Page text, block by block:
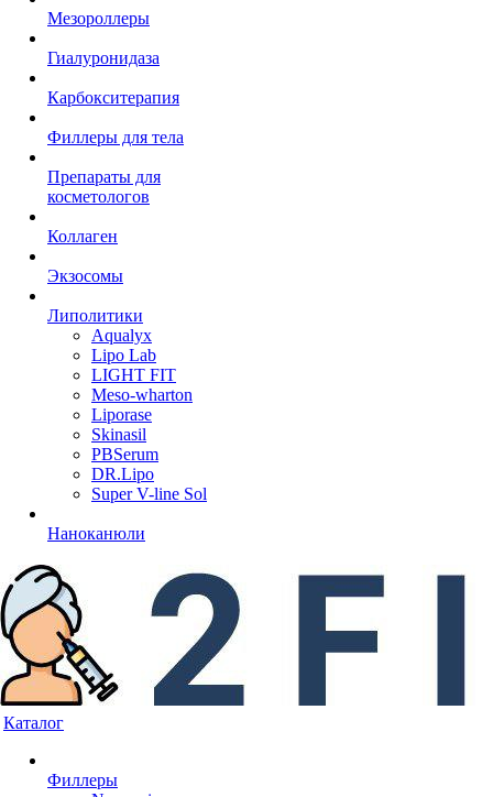
Мезороллеры
Гиалуронидаза
Карбокситерапия
Филлеры для тела
Препараты для
косметологов
Коллаген
Экзосомы
Липолитики
Aqualyx
Lipo Lab
LIGHT FIT
Meso-wharton
Liporase
Skinasil
PBSerum
DR.Lipo
Super V-line Sol
Наноканюли
Каталог
Филлеры